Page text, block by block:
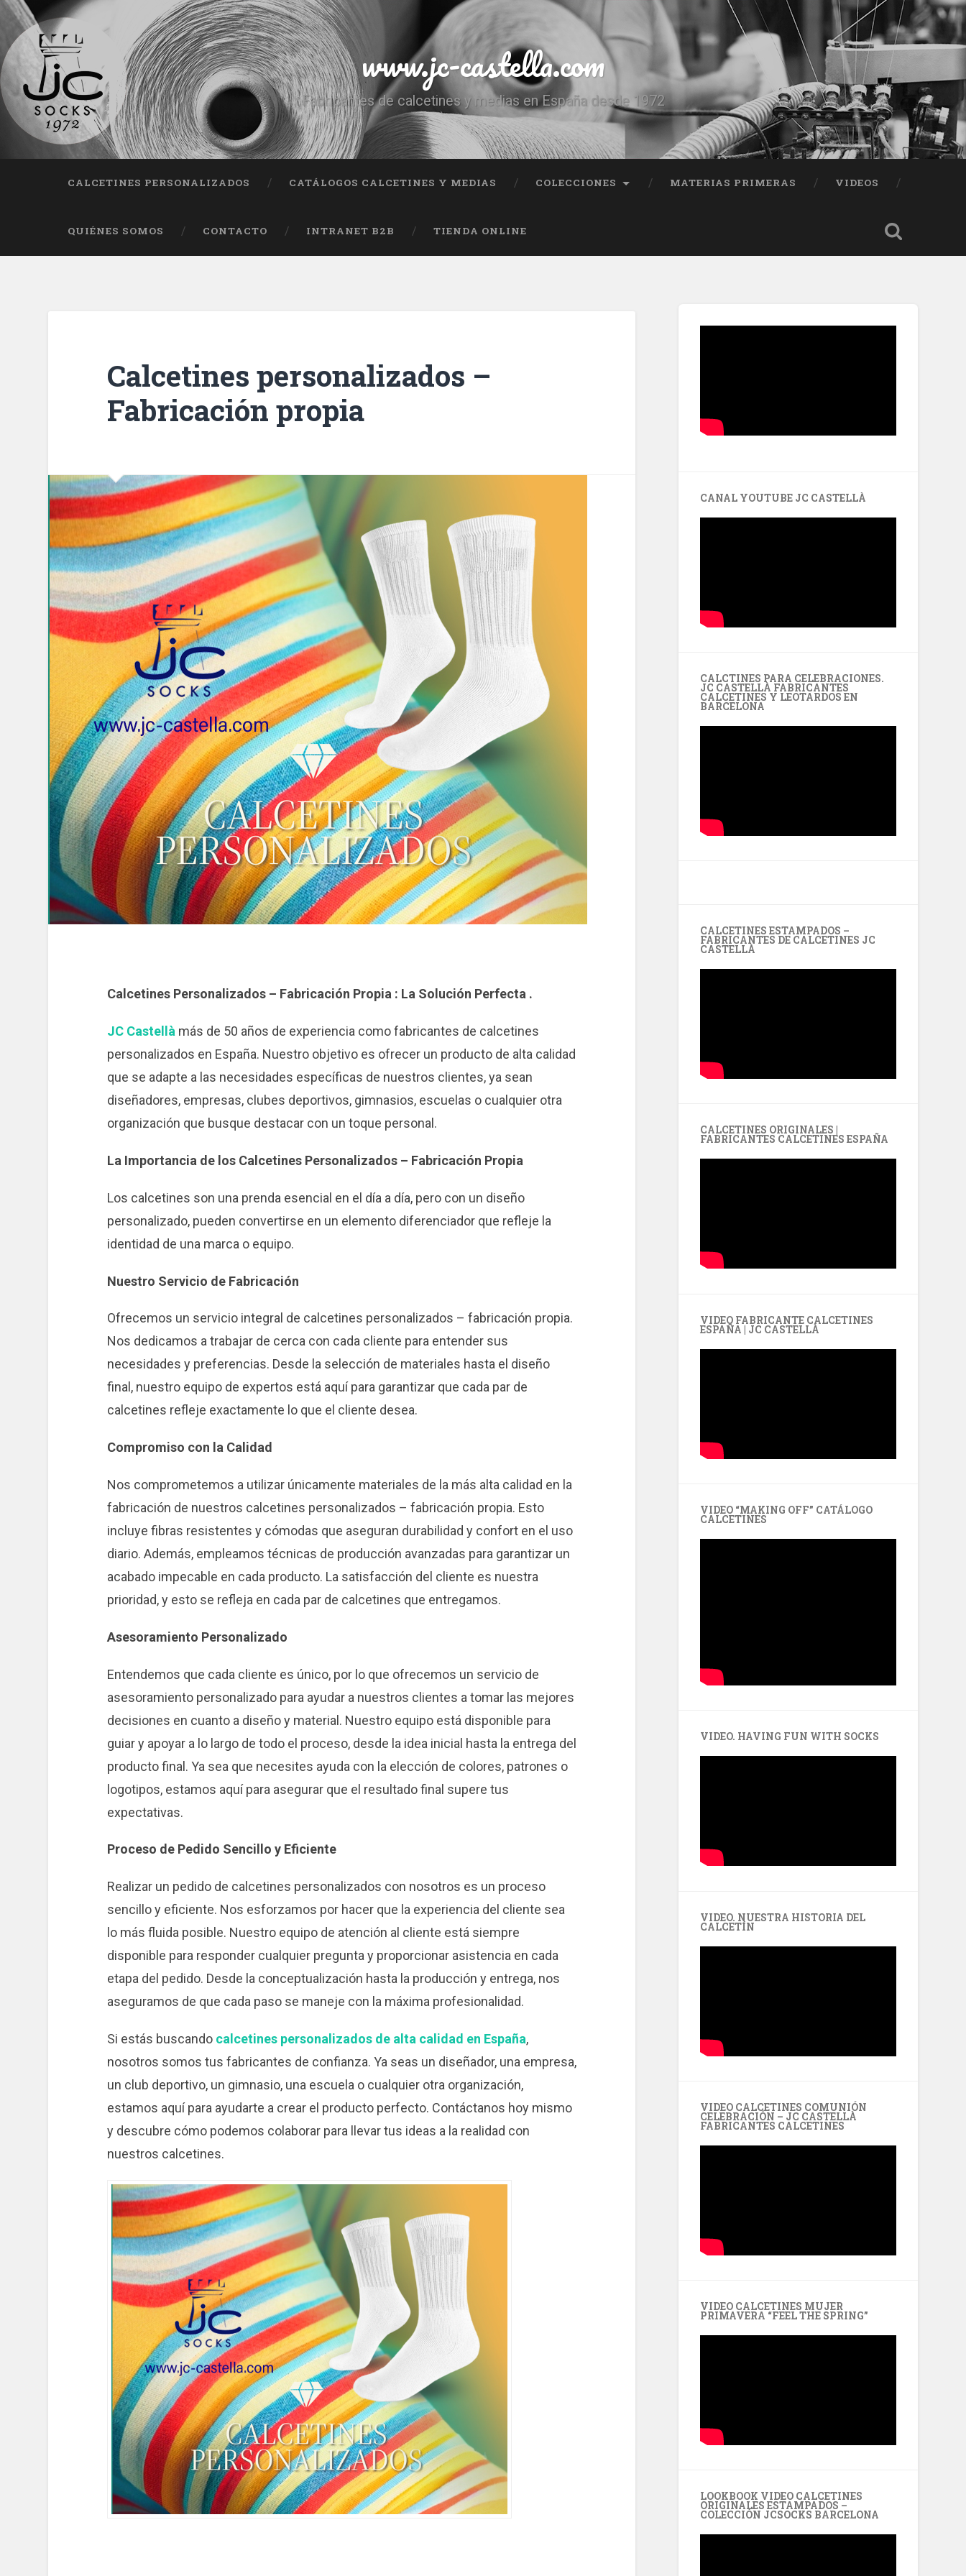
www.jc-castella.com
Fabricantes de calcetines y medias en España desde 1972
CALCETINES PERSONALIZADOS CATÁLOGOS CALCETINES Y MEDIAS COLECCIONES MATERIAS PRIMERAS VIDEOS
QUIÉNES SOMOS CONTACTO INTRANET B2B TIENDA ONLINE
Calcetines personalizados –
Fabricación propia
Calcetines Personalizados – Fabricación Propia : La Solución Perfecta .
JC Castellàmás de 50 años de experiencia como fabricantes de calcetines
personalizados en España. Nuestro objetivo es ofrecer un producto de alta calidad
que se adapte a las necesidades específicas de nuestros clientes, ya sean
diseñadores, empresas, clubes deportivos, gimnasios, escuelas o cualquier otra
organización que busque destacar con un toque personal.
La Importancia de los Calcetines Personalizados – Fabricación Propia
Los calcetines son una prenda esencial en el día a día, pero con un diseño
personalizado, pueden convertirse en un elemento diferenciador que refleje la
identidad de una marca o equipo.
Nuestro Servicio de Fabricación
Ofrecemos un servicio integral de calcetines personalizados – fabricación propia.
Nos dedicamos a trabajar de cerca con cada cliente para entender sus
necesidades y preferencias. Desde la selección de materiales hasta el diseño
final, nuestro equipo de expertos está aquí para garantizar que cada par de
calcetines refleje exactamente lo que el cliente desea.
Compromiso con la Calidad
Nos comprometemos a utilizar únicamente materiales de la más alta calidad en la
fabricación de nuestros calcetines personalizados – fabricación propia. Esto
incluye fibras resistentes y cómodas que aseguran durabilidad y confort en el uso
diario. Además, empleamos técnicas de producción avanzadas para garantizar un
acabado impecable en cada producto. La satisfacción del cliente es nuestra
prioridad, y esto se refleja en cada par de calcetines que entregamos.
Asesoramiento Personalizado
Entendemos que cada cliente es único, por lo que ofrecemos un servicio de
asesoramiento personalizado para ayudar a nuestros clientes a tomar las mejores
decisiones en cuanto a diseño y material. Nuestro equipo está disponible para
guiar y apoyar a lo largo de todo el proceso, desde la idea inicial hasta la entrega del
producto final. Ya sea que necesites ayuda con la elección de colores, patrones o
logotipos, estamos aquí para asegurar que el resultado final supere tus
expectativas.
Proceso de Pedido Sencillo y Eficiente
Realizar un pedido de calcetines personalizados con nosotros es un proceso
sencillo y eficiente. Nos esforzamos por hacer que la experiencia del cliente sea
lo más fluida posible. Nuestro equipo de atención al cliente está siempre
disponible para responder cualquier pregunta y proporcionar asistencia en cada
etapa del pedido. Desde la conceptualización hasta la producción y entrega, nos
aseguramos de que cada paso se maneje con la máxima profesionalidad.
Si estás buscando calcetines personalizados de alta calidad en España,
nosotros somos tus fabricantes de confianza. Ya seas un diseñador, una empresa,
un club deportivo, un gimnasio, una escuela o cualquier otra organización,
estamos aquí para ayudarte a crear el producto perfecto. Contáctanos hoy mismo
y descubre cómo podemos colaborar para llevar tus ideas a la realidad con
nuestros calcetines.
CANAL YOUTUBE JC CASTELLÀ
CALCTINES PARA CELEBRACIONES.
JC CASTELLÀ FABRICANTES
CALCETINES Y LEOTARDOS EN
BARCELONA
CALCETINES ESTAMPADOS –
FABRICANTES DE CALCETINES JC
CASTELLÀ
CALCETINES ORIGINALES |
FABRICANTES CALCETINES ESPAÑA
VIDEO FABRICANTE CALCETINES
ESPAÑA | JC CASTELLÀ
VIDEO “MAKING OFF” CATÁLOGO
CALCETINES
VIDEO. HAVING FUN WITH SOCKS
VIDEO. NUESTRA HISTORIA DEL
CALCETÍN
VIDEO CALCETINES COMUNIÓN
CELEBRACIÓN – JC CASTELLÀ
FABRICANTES CALCETINES
VIDEO CALCETINES MUJER
PRIMAVERA “FEEL THE SPRING”
LOOKBOOK VIDEO CALCETINES
ORIGINALES ESTAMPADOS –
COLECCIÓN JCSOCKS BARCELONA